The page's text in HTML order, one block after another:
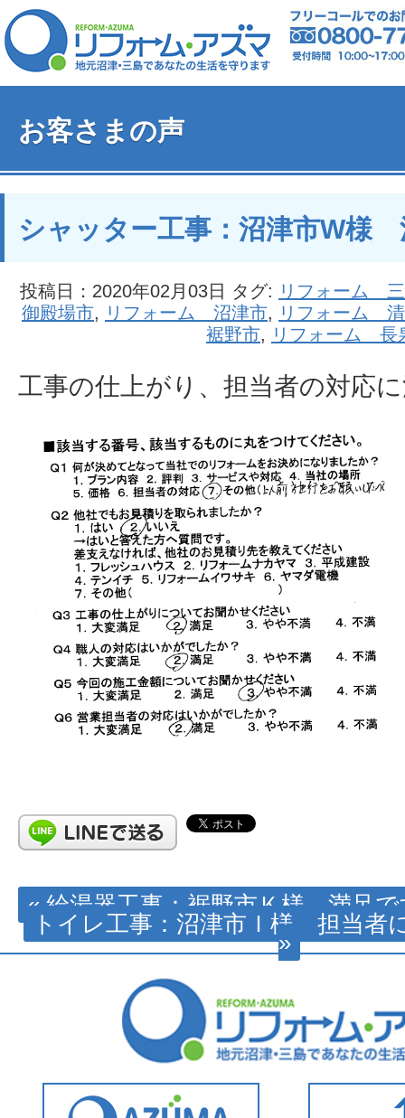
お客さまの声
シャッター工事：沼津市W様
投稿日：2020年02月03日 タグ: リフォーム
御殿場市, リフォーム 沼津市, リフォーム
裾野市, リフォーム 長
工事の仕上がり、担当者の対応
« 給湯器工事：裾野市Ｋ様 満足で
トイレ工事：沼津市Ｉ様 担当者
»